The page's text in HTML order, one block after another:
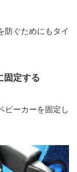
防ぐためにもタイ
固定する
ビーカーを固定し